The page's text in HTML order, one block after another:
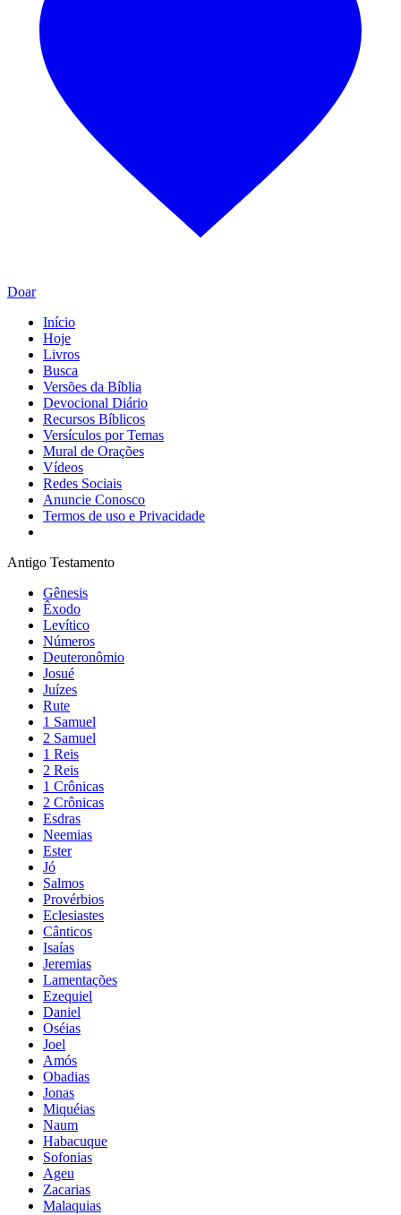
Doar
Início
Hoje
Livros
Busca
Versões da Bíblia
Devocional Diário
Recursos Bíblicos
Versículos por Temas
Mural de Orações
Vídeos
Redes Sociais
Anuncie Conosco
Termos de uso e Privacidade
Antigo Testamento
Gênesis
Êxodo
Levítico
Números
Deuteronômio
Josué
Juízes
Rute
1 Samuel
2 Samuel
1 Reis
2 Reis
1 Crônicas
2 Crônicas
Esdras
Neemias
Ester
Jó
Salmos
Provérbios
Eclesiastes
Cânticos
Isaías
Jeremias
Lamentações
Ezequiel
Daniel
Oséias
Joel
Amós
Obadias
Jonas
Miquéias
Naum
Habacuque
Sofonias
Ageu
Zacarias
Malaquias